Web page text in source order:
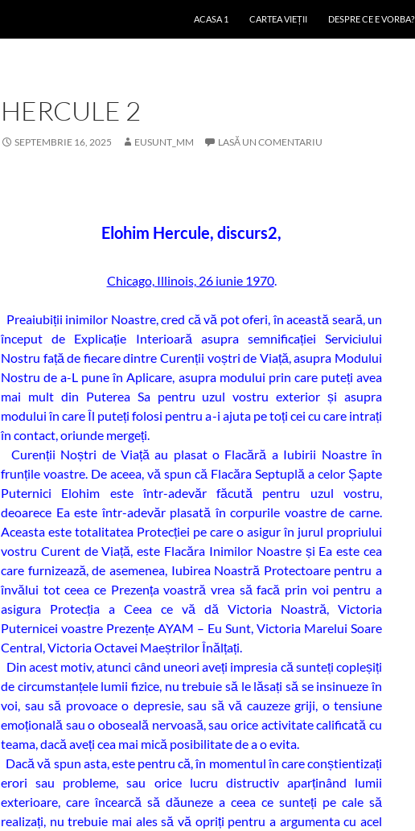
ACASA 1 CARTEA VIEȚII DESPRE CE E VORBA?
HERCULE 2
SEPTEMBRIE 16, 2025 EUSUNT_MM LASĂ UN COMENTARIU
Elohim Hercule, discurs2,
Chicago, Illinois, 26 iunie 1970.
Preaiubiții inimilor Noastre, cred că vă pot oferi, în această seară, un
început de Explicație Interioară asupra semnificației Serviciului
Nostru față de fiecare dintre Curenții voștri de Viață, asupra Modului
Nostru de a-L pune în Aplicare, asupra modului prin care puteți avea
mai mult din Puterea Sa pentru uzul vostru exterior și asupra
modului în care Îl puteți folosi pentru a-i ajuta pe toți cei cu care intrați
în contact, oriunde mergeți.
Curenții Noștri de Viață au plasat o Flacără a Iubirii Noastre în
frunțile voastre. De aceea, vă spun că Flacăra Septuplă a celor Șapte
Puternici Elohim este într-adevăr făcută pentru uzul vostru,
deoarece Ea este într-adevăr plasată în corpurile voastre de carne.
Aceasta este totalitatea Protecției pe care o asigur în jurul propriului
vostru Curent de Viață, este Flacăra Inimilor Noastre și Ea este cea
care furnizează, de asemenea, Iubirea Noastră Protectoare pentru a
învălui tot ceea ce Prezența voastră vrea să facă prin voi pentru a
asigura Protecția a Ceea ce vă dă Victoria Noastră, Victoria
Puternicei voastre Prezențe AYAM – Eu Sunt, Victoria Marelui Soare
Central, Victoria Octavei Maeștrilor Înălțați.
Din acest motiv, atunci când uneori aveți impresia că sunteți copleșiți
de circumstanțele lumii fizice, nu trebuie să le lăsați să se insinueze în
voi, sau să provoace o depresie, sau să vă cauzeze griji, o tensiune
emoțională sau o oboseală nervoasă, sau orice activitate calificată cu
teama, dacă aveți cea mai mică posibilitate de a o evita.
Dacă vă spun asta, este pentru că, în momentul în care conștientizați
erori sau probleme, sau orice lucru distructiv aparținând lumii
exterioare, care încearcă să dăuneze a ceea ce sunteți pe cale să
realizați, nu trebuie mai ales să vă opriți pentru a argumenta cu acel